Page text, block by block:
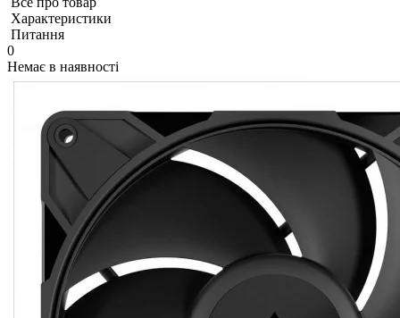
Характеристики
Питання
0
Немає в наявності